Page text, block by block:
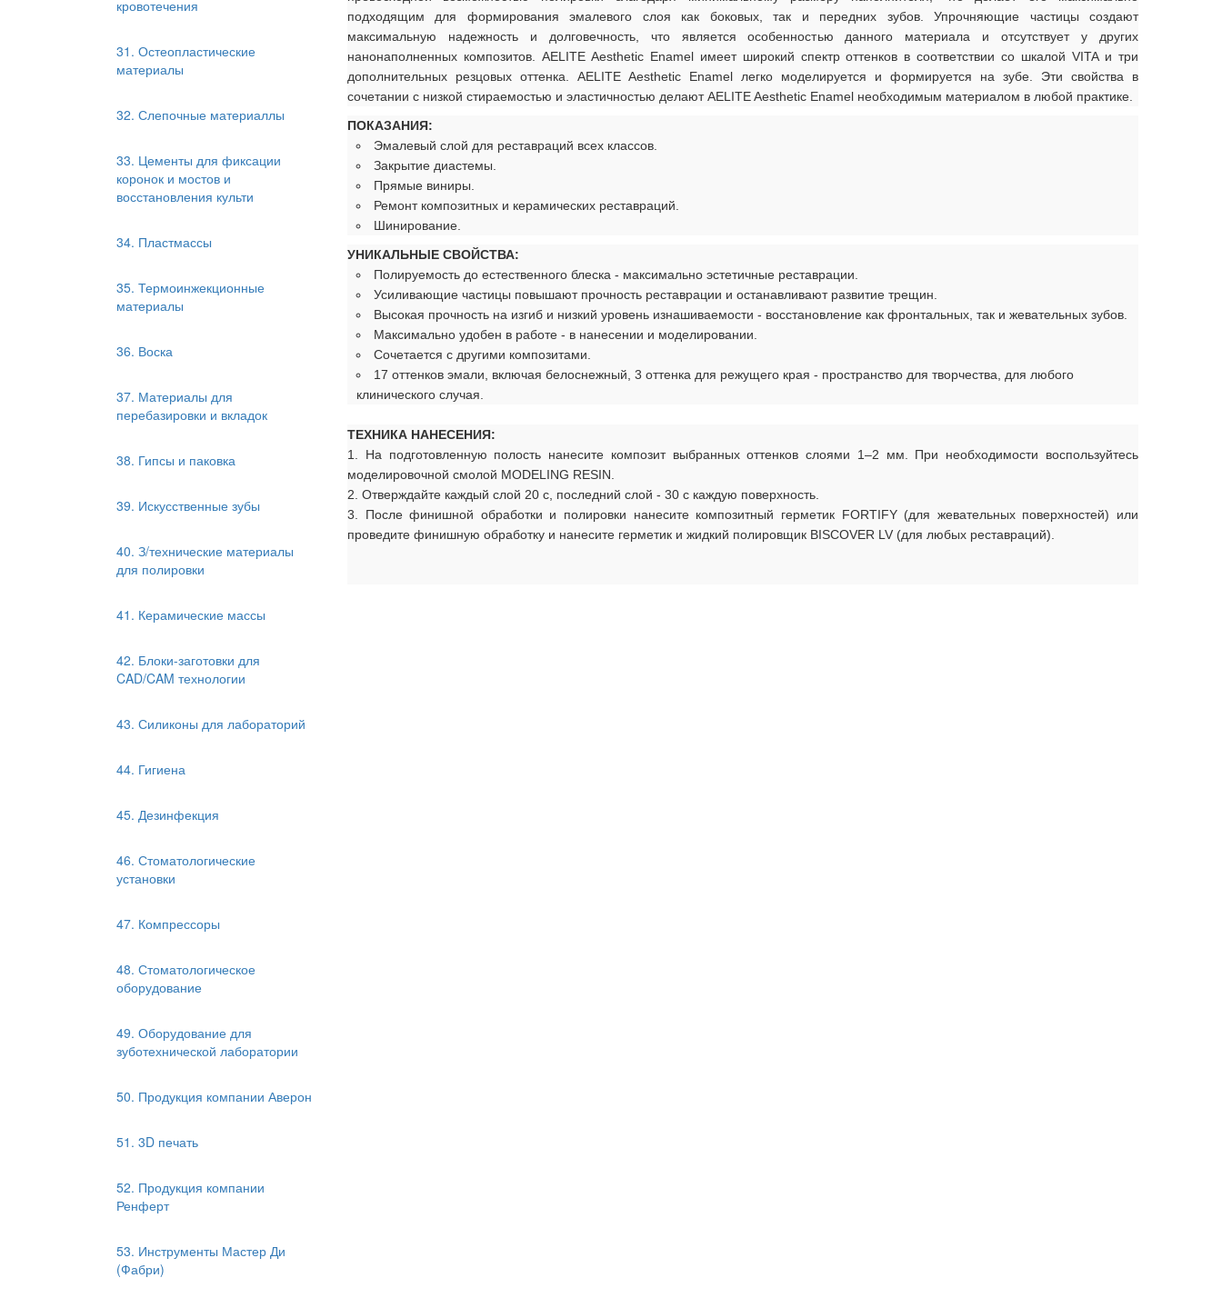
кровотечения
31. Остеопластические
материалы
32. Слепочные материаллы
33. Цементы для фиксации
коронок и мостов и
восстановления культи
34. Пластмассы
35. Термоинжекционные
материалы
36. Воска
37. Материалы для
перебазировки и вкладок
38. Гипсы и паковка
39. Искусственные зубы
40. З/технические материалы
для полировки
41. Керамические массы
42. Блоки-заготовки для
CAD/CAM технологии
43. Силиконы для лабораторий
44. Гигиена
45. Дезинфекция
46. Стоматологические
установки
47. Компрессоры
48. Стоматологическое
оборудование
49. Оборудование для
зуботехнической лаборатории
50. Продукция компании Аверон
51. 3D печать
52. Продукция компании
Ренферт
53. Инструменты Мастер Ди
(Фабри)
подходящим для формирования эмалевого слоя как боковых, так и передних зубов. Упрочняющие частицы создают
максимальную надежность и долговечность, что является особенностью данного материала и отсутствует у других
нанонаполненных композитов. AELITE Aesthetic Enamel имеет широкий спектр оттенков в соответствии со шкалой VITA и три
дополнительных резцовых оттенка. AELITE Aesthetic Enamel легко моделируется и формируется на зубе. Эти свойства в
сочетании с низкой стираемостью и эластичностью делают AELITE Aesthetic Enamel необходимым материалом в любой практике.
ПОКАЗАНИЯ:
Эмалевый слой для реставраций всех классов.
Закрытие диастемы.
Прямые виниры.
Ремонт композитных и керамических реставраций.
Шинирование.
УНИКАЛЬНЫЕ СВОЙСТВА:
Полируемость до естественного блеска - максимально эстетичные реставрации.
Усиливающие частицы повышают прочность реставрации и останавливают развитие трещин.
Высокая прочность на изгиб и низкий уровень изнашиваемости - восстановление как фронтальных, так и жевательных зубов.
Максимально удобен в работе - в нанесении и моделировании.
Сочетается с другими композитами.
17 оттенков эмали, включая белоснежный, 3 оттенка для режущего края - пространство для творчества, для любого
клинического случая.
ТЕХНИКА НАНЕСЕНИЯ:
1. На подготовленную полость нанесите композит выбранных оттенков слоями 1–2 мм. При необходимости воспользуйтесь
моделировочной смолой MODELING RESIN.
2. Отверждайте каждый слой 20 с, последний слой - 30 с каждую поверхность.
3. После финишной обработки и полировки нанесите композитный герметик FORTIFY (для жевательных поверхностей) или
проведите финишную обработку и нанесите герметик и жидкий полировщик BISCOVER LV (для любых реставраций).